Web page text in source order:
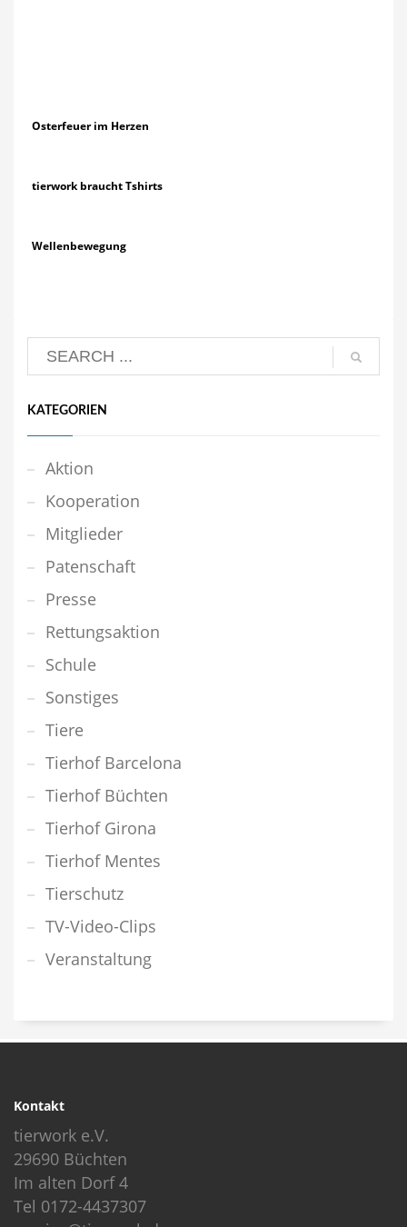
Osterfeuer im Herzen
tierwork braucht Tshirts
Wellenbewegung
KATEGORIEN
Aktion
Kooperation
Mitglieder
Patenschaft
Presse
Rettungsaktion
Schule
Sonstiges
Tiere
Tierhof Barcelona
Tierhof Büchten
Tierhof Girona
Tierhof Mentes
Tierschutz
TV-Video-Clips
Veranstaltung
Kontakt
tierwork e.V.
29690 Büchten
Im alten Dorf 4
Tel 0172-4437307